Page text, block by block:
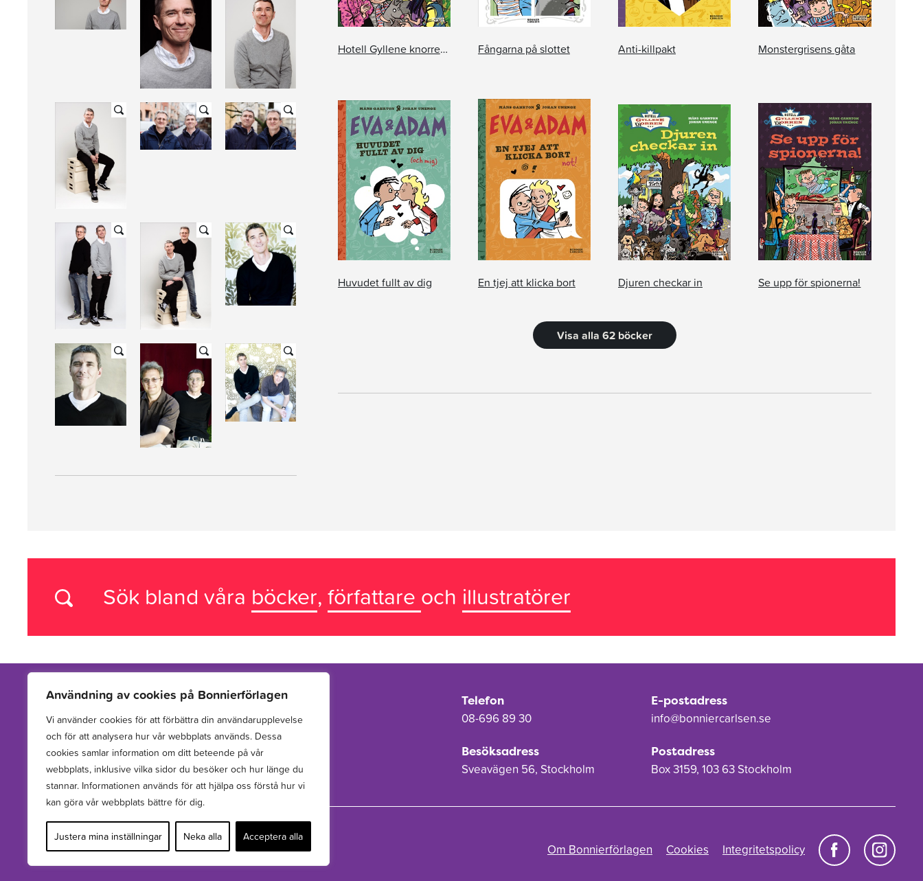
Användning av cookies på Bonnierförlagen
Vi använder cookies för att förbättra din användarupplevelse
och för att analysera hur vår webbplats används. Dessa
cookies samlar information om ditt beteende på vår
webbplats, inklusive vilka sidor du besöker och hur länge du
stannar. Informationen används för att hjälpa oss förstå hur vi
kan göra vår webbplats bättre för dig.
Justera mina inställningar Neka alla Acceptera alla
Hotell Gyllene knorren: De mystiska sömntutorna Fångarna på slottet Anti-killpakt Monstergrisens gåta
Huvudet fullt av dig En tjej att klicka bort Djuren checkar in Se upp för spionerna!
Visa alla 62 böcker
Sök bland våra böcker,författare och illustratörer
Vi arbetar med att hitta, utveckla, publicera och sprida
berättelser för barn och unga.
Telefon
08-696 89 30
E-postadress
info@bonniercarlsen.se
Besöksadress
Sveavägen 56, Stockholm
Postadress
Box 3159, 103 63 Stockholm
Om Bonnierförlagen Cookies Integritetspolicy